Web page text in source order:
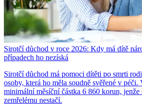
Sirotčí důchod v roce 2026: Kdy má dítě
případech ho nezíská
Sirotčí důchod má pomoci dítěti po smrti
osoby, která ho měla soudně svěřené v
minimální měsíční částka 6 860 korun,
zemřelému nestačí.